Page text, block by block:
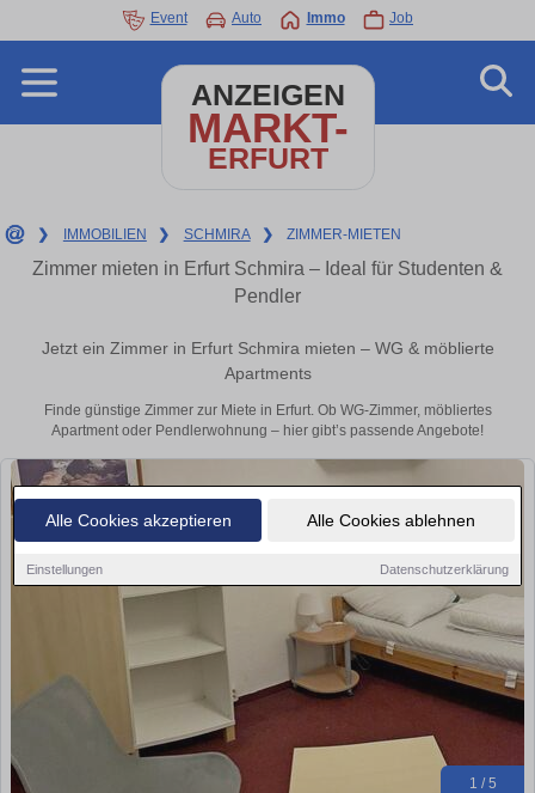
Alle Cookies akzeptieren Alle Cookies ablehnen
Einstellungen Datenschutzerklärung
Event Auto Immo Job
ANZEIGEN
MARKT-
ERFURT
❯ IMMOBILIEN ❯ SCHMIRA ❯ ZIMMER-MIETEN
Zimmer mieten in Erfurt Schmira – Ideal für Studenten &
Pendler
Jetzt ein Zimmer in Erfurt Schmira mieten – WG & möblierte
Apartments
Finde günstige Zimmer zur Miete in Erfurt. Ob WG-Zimmer, möbliertes
Apartment oder Pendlerwohnung – hier gibt’s passende Angebote!
1 / 5